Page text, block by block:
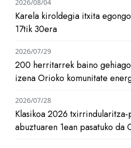
Karela kiroldegia itxita
17tik 30era
2026/08/04
200 herritarrek baino
izena Orioko komunitate
2026/07/29
Klasikoa 2026
abuztuaren 1ean pasatuko da
2026/07/28